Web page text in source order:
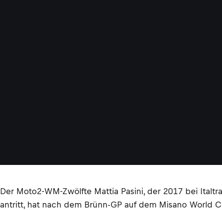
Der Moto2-WM-Zwölfte Mattia Pasini, der 2017 bei
antritt, hat nach dem Brünn-GP auf dem Misano World